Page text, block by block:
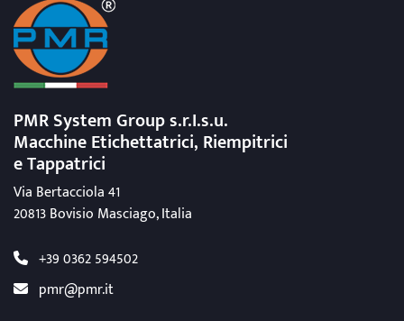
PMR System Group s.r.I.s.u.
Macchine Etichettatrici, Riempitrici
e Tappatrici
Via Bertacciola 41
20813 Bovisio Masciago, Italia
+39 0362 594502
pmr@pmr.it